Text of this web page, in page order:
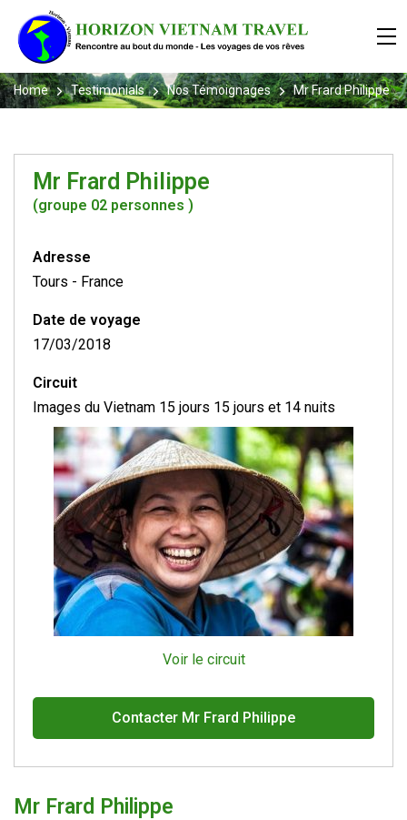
Home Testimonials Nos Témoignages Mr Frard Philippe
Mr Frard Philippe
Mr Frard Philippe
(groupe 02 personnes )
Adresse
Tours - France
Date de voyage
17/03/2018
Circuit
Images du Vietnam 15 jours 15 jours et 14 nuits
Voir le circuit
Contacter Mr Frard Philippe